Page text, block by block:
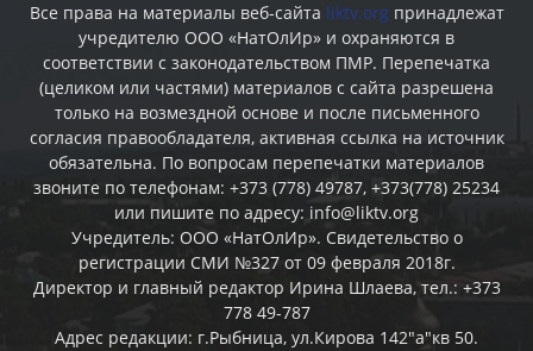
Все права на материалы веб-сайта liktv.org принадлежат
учредителю ООО «НатОлИр» и охраняются в
соответствии с законодательством ПМР. Перепечатка
(целиком или частями) материалов c сайта разрешена
только на возмездной основе и после письменного
согласия правообладателя, активная ссылка на источник
обязательна. По вопросам перепечатки материалов
звоните по телефонам: +373 (778) 49787, +373(778) 25234
или пишите по адресу: info@liktv.org
Учредитель: ООО «НатОлИр». Свидетельство о
регистрации СМИ №327 от 09 февраля 2018г.
Директор и главный редактор Ирина Шлаева, тел.: +373
778 49-787
Адрес редакции: г.Рыбница, ул.Кирова 142"а"кв 50.